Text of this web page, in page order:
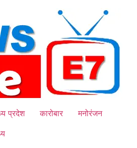
प्रदेश कारोबार
मनोरंजन